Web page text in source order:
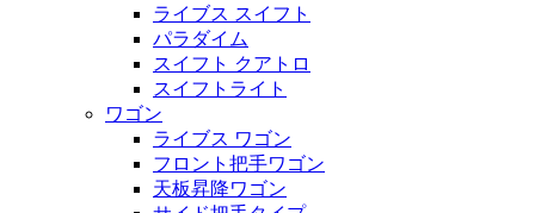
ライブス スイフト
パラダイム
スイフト クアトロ
スイフトライト
ワゴン
ライブス ワゴン
フロント把手ワゴン
天板昇降ワゴン